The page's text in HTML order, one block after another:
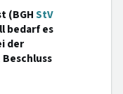
(BGHStV
bedarf es
der